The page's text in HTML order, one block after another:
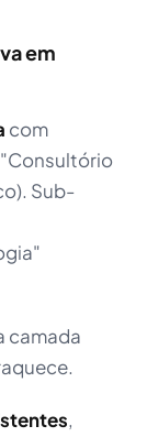
em
com
Sub-
camada
,